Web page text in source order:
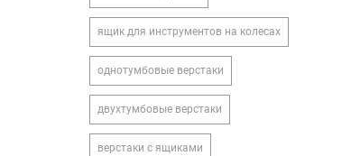
ящик для инструментов на колесах
однотумбовые верстаки
двухтумбовые верстаки
верстаки с ящиками